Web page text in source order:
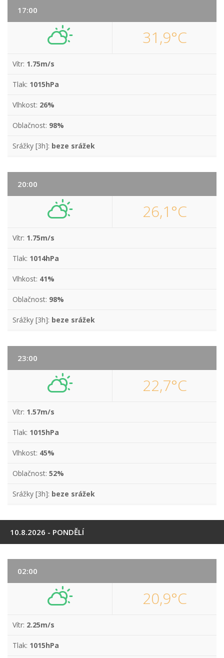
17:00
31,9°C
Vítr: 1.75m/s
Tlak: 1015hPa
Vlhkost: 26%
Oblačnost: 98%
Srážky [3h]: beze srážek
20:00
26,1°C
Vítr: 1.75m/s
Tlak: 1014hPa
Vlhkost: 41%
Oblačnost: 98%
Srážky [3h]: beze srážek
23:00
22,7°C
Vítr: 1.57m/s
Tlak: 1015hPa
Vlhkost: 45%
Oblačnost: 52%
Srážky [3h]: beze srážek
10.8.2026 - PONDĚLÍ
02:00
20,9°C
Vítr: 2.25m/s
Tlak: 1015hPa